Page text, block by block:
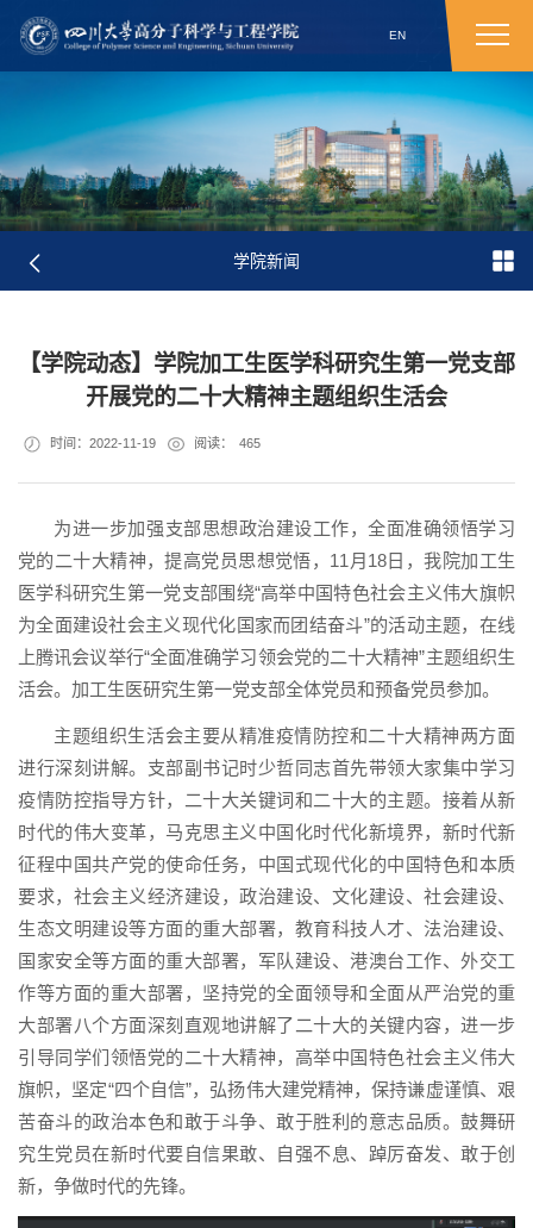
EN
学院新闻
【学院动态】学院​加工生医学科研究生第一党支部
开展党的二十大精神主题组织生活会
时间：2022-11-19 阅读： 465
为进一步加强支部思想政治建设工作，全面准确领悟学习
党的二十大精神，提高党员思想觉悟，11月18日，我院加工生
医学科研究生第一党支部围绕“高举中国特色社会主义伟大旗帜
为全面建设社会主义现代化国家而团结奋斗”的活动主题，在线
上腾讯会议举行“全面准确学习领会党的二十大精神”主题组织生
活会。加工生医研究生第一党支部全体党员和预备党员参加。
主题组织生活会主要从精准疫情防控和二十大精神两方面
进行深刻讲解。支部副书记时少哲同志首先带领大家集中学习
疫情防控指导方针，二十大关键词和二十大的主题。接着从新
时代的伟大变革，马克思主义中国化时代化新境界，新时代新
征程中国共产党的使命任务，中国式现代化的中国特色和本质
要求，社会主义经济建设，政治建设、文化建设、社会建设、
生态文明建设等方面的重大部署，教育科技人才、法治建设、
国家安全等方面的重大部署，军队建设、港澳台工作、外交工
作等方面的重大部署，坚持党的全面领导和全面从严治党的重
大部署八个方面深刻直观地讲解了二十大的关键内容，进一步
引导同学们领悟党的二十大精神，高举中国特色社会主义伟大
旗帜，坚定“四个自信”，弘扬伟大建党精神，保持谦虚谨慎、艰
苦奋斗的政治本色和敢于斗争、敢于胜利的意志品质。鼓舞研
究生党员在新时代要自信果敢、自强不息、踔厉奋发、敢于创
新，争做时代的先锋。